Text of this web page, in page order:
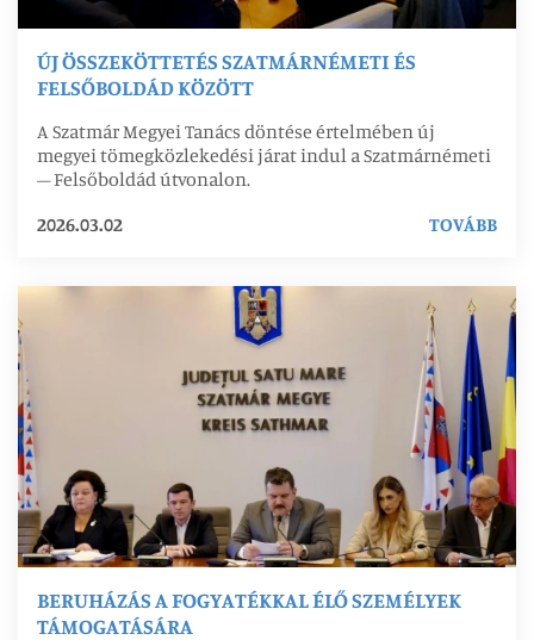
ÚJ ÖSSZEKÖTTETÉS SZATMÁRNÉMETI ÉS
FELSŐBOLDÁD KÖZÖTT
A Szatmár Megyei Tanács döntése értelmében új
megyei tömegközlekedési járat indul a Szatmárnémeti
– Felsőboldád útvonalon.
2026.03.02
TOVÁBB
BERUHÁZÁS A FOGYATÉKKAL ÉLŐ SZEMÉLYEK
TÁMOGATÁSÁRA